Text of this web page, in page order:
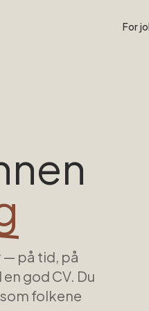
For
på tid, på
god CV. Du
folkene